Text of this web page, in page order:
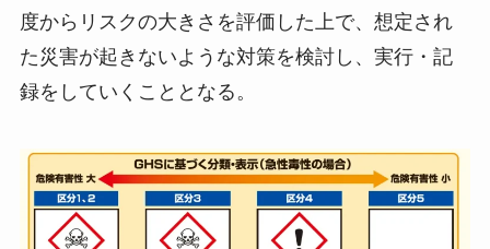
度からリスクの大きさを評価した上で、想定され
た災害が起きないような対策を検討し、実行・記
録をしていくこととなる。